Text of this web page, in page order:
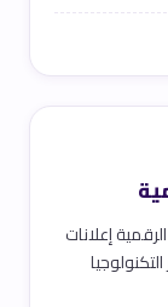
إعلانات